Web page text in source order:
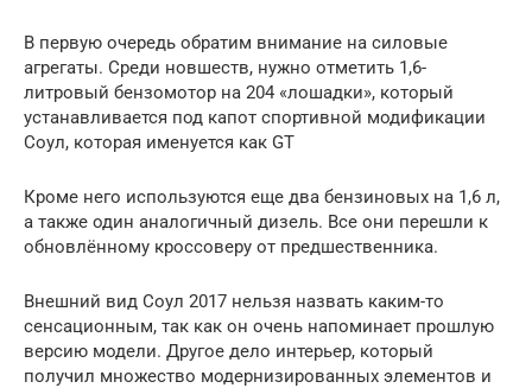
В первую очередь обратим внимание на силовые
агрегаты. Среди новшеств, нужно отметить 1,6-
литровый бензомотор на 204 «лошадки», который
устанавливается под капот спортивной модификации
Соул, которая именуется как GT
Кроме него используются еще два бензиновых на 1,6 л,
а также один аналогичный дизель. Все они перешли к
обновлённому кроссоверу от предшественника.
Внешний вид Соул 2017 нельзя назвать каким-то
сенсационным, так как он очень напоминает прошлую
версию модели. Другое дело интерьер, который
получил множество модернизированных элементов и